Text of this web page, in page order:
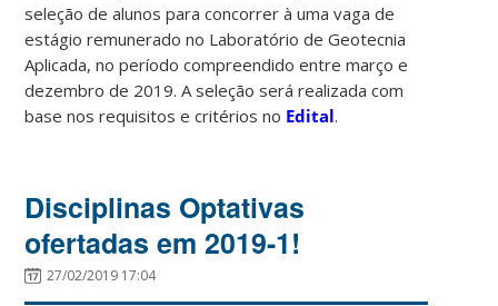
seleção de alunos para concorrer à uma vaga de
estágio remunerado no Laboratório de Geotecnia
Aplicada, no período compreendido entre março e
dezembro de 2019. A seleção será realizada com
base nos requisitos e critérios no Edital.
Disciplinas Optativas
ofertadas em 2019-1!
27/02/2019 17:04